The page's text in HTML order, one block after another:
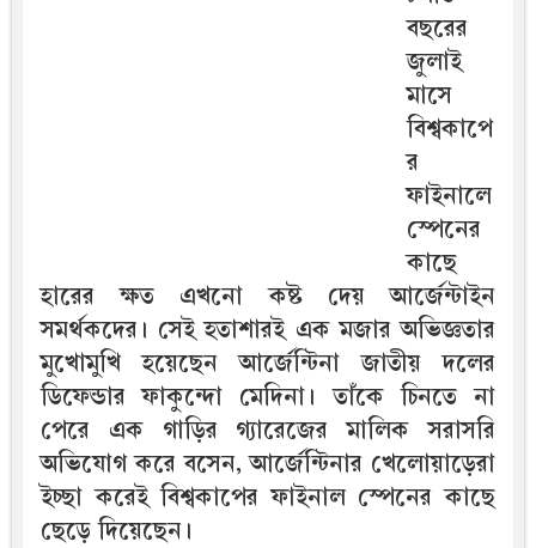
বছ‌রের
জুলাই
মা‌সে
বিশ্বকাপে
র
ফাইনালে
স্পেনের
কাছে
হারের ক্ষত এখনো কষ্ট দেয় আর্জেন্টাইন
সমর্থকদের। সেই হতাশারই এক মজার অভিজ্ঞতার
মুখোমুখি হয়েছেন আর্জেন্টিনা জাতীয় দলের
ডিফেন্ডার ফাকুন্দো মেদিনা। তাঁকে চিনতে না
পেরে এক গাড়ির গ্যারেজের মালিক সরাসরি
অভিযোগ করে বসেন, আর্জেন্টিনার খেলোয়াড়েরা
ইচ্ছা করেই বিশ্বকাপের ফাইনাল স্পেনের কাছে
ছেড়ে দিয়েছেন।